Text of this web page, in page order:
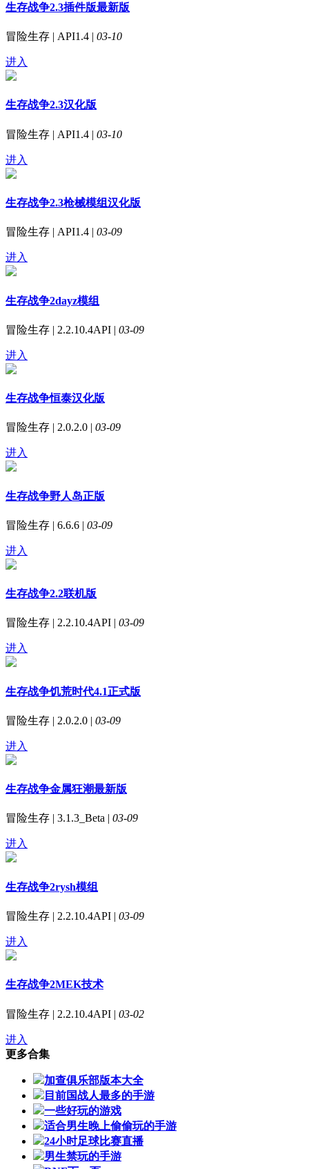
生存战争2.3插件版最新版
冒险生存 | API1.4 | 03-10
进入
生存战争2.3汉化版
冒险生存 | API1.4 | 03-10
进入
生存战争2.3枪械模组汉化版
冒险生存 | API1.4 | 03-09
进入
生存战争2dayz模组
冒险生存 | 2.2.10.4API | 03-09
进入
生存战争恒泰汉化版
冒险生存 | 2.0.2.0 | 03-09
进入
生存战争野人岛正版
冒险生存 | 6.6.6 | 03-09
进入
生存战争2.2联机版
冒险生存 | 2.2.10.4API | 03-09
进入
生存战争饥荒时代4.1正式版
冒险生存 | 2.0.2.0 | 03-09
进入
生存战争金属狂潮最新版
冒险生存 | 3.1.3_Beta | 03-09
进入
生存战争2rysh模组
冒险生存 | 2.2.10.4API | 03-09
进入
生存战争2MEK技术
冒险生存 | 2.2.10.4API | 03-02
进入
更多合集
加查俱乐部版本大全
目前国战人最多的手游
一些好玩的游戏
适合男生晚上偷偷玩的手游
24小时足球比赛直播
男生禁玩的手游